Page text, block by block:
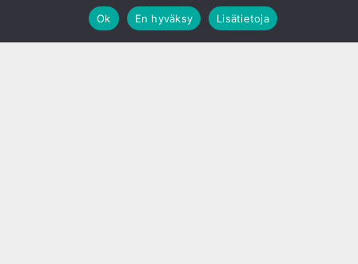
Ok
En hyväksy Lisätietoja